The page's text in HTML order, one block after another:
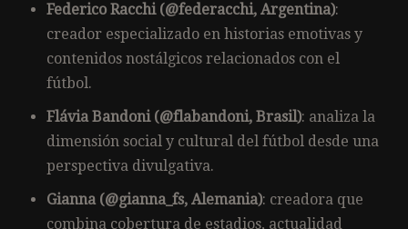
Federico Racchi (@federacchi, Argentina):
creador especializado en historias emotivas y
contenidos nostálgicos relacionados con el
fútbol.
Flávia Bandoni (@flabandoni, Brasil): analiza la
dimensión social y cultural del fútbol desde una
perspectiva divulgativa.
Gianna (@gianna_fs, Alemania): creadora que
combina cobertura de estadios, actualidad